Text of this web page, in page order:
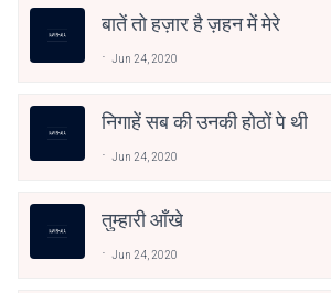
बातें तो हज़ार है ज़हन में मेरे
Jun 24, 2020
निगाहें सब की उनकी होठों पे थी
Jun 24, 2020
तुम्हारी आँखे
Jun 24, 2020